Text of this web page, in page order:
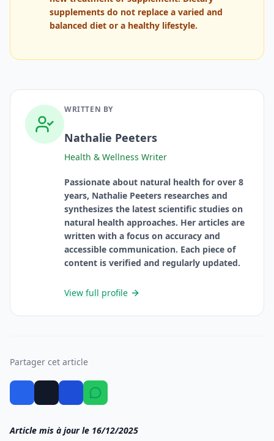
supplements do not replace a varied and
balanced diet or a healthy lifestyle.
WRITTEN BY
Nathalie Peeters
Health & Wellness Writer
Passionate about natural health for over 8
years, Nathalie Peeters researches and
synthesizes the latest scientific studies on
natural health approaches. Her articles are
written with a focus on accuracy and
accessible communication. Each piece of
content is verified and regularly updated.
View full profile
Partager cet article
Article mis à jour le 16/12/2025